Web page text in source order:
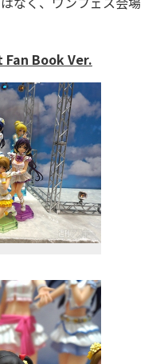
Fan Book Ver.